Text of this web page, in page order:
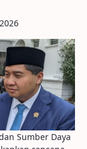
Sumber Daya